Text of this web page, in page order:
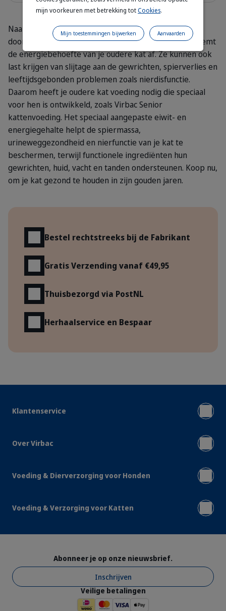
Naarmate de energieke periodes worden vervangen
door lange dutjes op hun favoriete zonnige plekje, neemt
de energiebehoefte van je oudere kat af. Ze kunnen ook
last krijgen van slijtage aan de gewrichten, spierverlies en
leeftijdsgebonden problemen zoals nierdisfunctie.
Daarom heeft je oudere kat voeding nodig die speciaal
voor hen is ontwikkeld, zoals Virbac Senior
kattenvoeding. Het speciaal aangepaste eiwit- en
energiegehalte helpt de spiermassa,
urineweggezondheid en nierfunctie van je kat te
beschermen, terwijl functionele ingrediënten hun
gewrichten, huid, vacht en tanden ondersteunen. Koop nu,
om je kat gezond te houden in zijn gouden jaren.
Bestel rechtstreeks bij de Fabrikant
Gratis Verzending vanaf €49,95
Thuisbezorgd via PostNL
Herhaalservice en Bespaar
Klantenservice
Over Virbac
Voeding & Dierverzorging voor Honden
Voeding & Verzorging voor Katten
Abonneer je op onze nieuwsbrief.
Inschrijven
Veilige betalingen
mijn voorkeuren met betrekking totCookies.
Aanvaarden
Mijn toestemmingen bijwerken